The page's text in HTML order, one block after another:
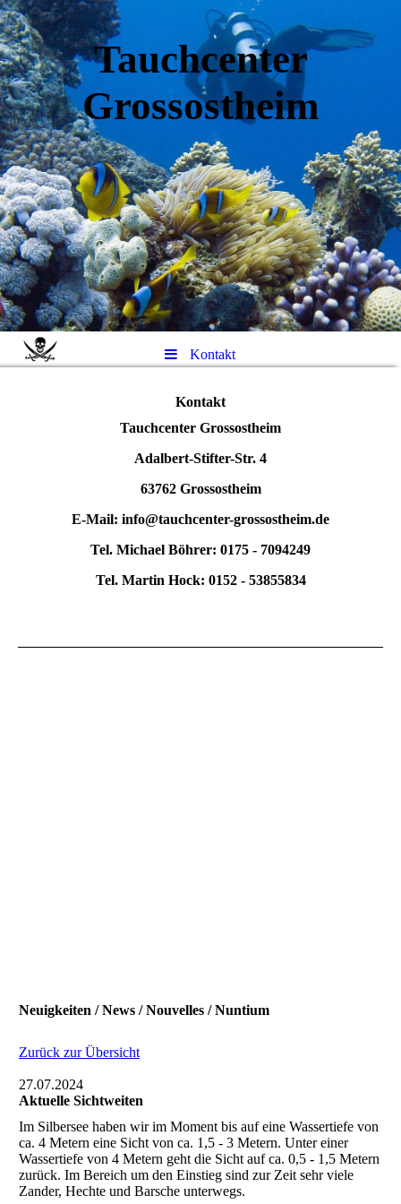
Tauchcenter
Grossostheim
Kontakt
Kontakt
Tauchcenter Grossostheim
Adalbert-Stifter-Str. 4
63762 Grossostheim
E-Mail: info@tauchcenter-grossostheim.de
Tel. Michael Böhrer: 0175 - 7094249
Tel. Martin Hock: 0152 - 53855834
Neuigkeiten / News / Nouvelles / Nuntium
Zurück zur Übersicht
27.07.2024
Aktuelle Sichtweiten
Im Silbersee haben wir im Moment bis auf eine Wassertiefe von
ca. 4 Metern eine Sicht von ca. 1,5 - 3 Metern. Unter einer
Wassertiefe von 4 Metern geht die Sicht auf ca. 0,5 - 1,5 Metern
zurück. Im Bereich um den Einstieg sind zur Zeit sehr viele
Zander, Hechte und Barsche unterwegs.